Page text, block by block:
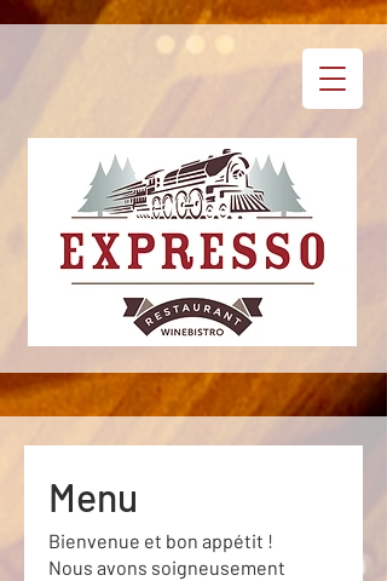
Menu
Bienvenue et bon appétit !
Nous avons soigneusement